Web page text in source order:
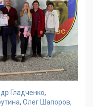
Гладченко,
, Олег Шапоров,